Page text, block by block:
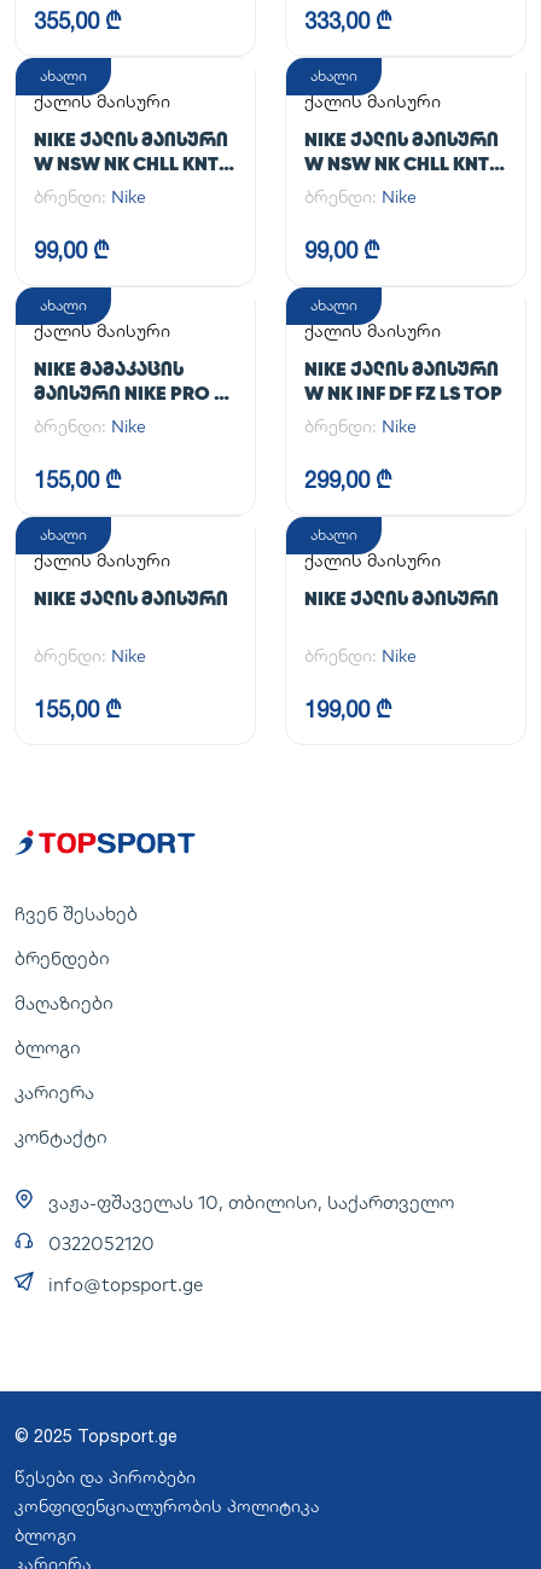
355,00 ₾ 333,00 ₾
ახალი
ქალის მაისური
NIKE ᲥᲐᲚᲘᲡ ᲛᲐᲘᲡᲣᲠᲘ
W NSW NK CHLL KNT
MD CRP
ბრენდი: Nike
99,00 ₾
ახალი
ქალის მაისური
NIKE ᲥᲐᲚᲘᲡ ᲛᲐᲘᲡᲣᲠᲘ
W NSW NK CHLL KNT
MD CRP
ბრენდი: Nike
99,00 ₾
ახალი
ქალის მაისური
NIKE ᲛᲐᲛᲐᲙᲐᲪᲘᲡ
ᲛᲐᲘᲡᲣᲠᲘ NIKE PRO DF
365 CROP LS
ბრენდი: Nike
155,00 ₾
ახალი
ქალის მაისური
NIKE ᲥᲐᲚᲘᲡ ᲛᲐᲘᲡᲣᲠᲘ
W NK INF DF FZ LS TOP
ბრენდი: Nike
299,00 ₾
ახალი
ქალის მაისური
NIKE ᲥᲐᲚᲘᲡ ᲛᲐᲘᲡᲣᲠᲘ
ბრენდი: Nike
155,00 ₾
ახალი
ქალის მაისური
NIKE ᲥᲐᲚᲘᲡ ᲛᲐᲘᲡᲣᲠᲘ
ბრენდი: Nike
199,00 ₾
ჩვენ შესახებ
ბრენდები
მაღაზიები
ბლოგი
კარიერა
კონტაქტი
ვაჟა-ფშაველას 10, თბილისი, საქართველო
0322052120
info@topsport.ge
© 2025 Topsport.ge
წესები და პირობები
კონფიდენციალურობის პოლიტიკა
ბლოგი
კარიერა